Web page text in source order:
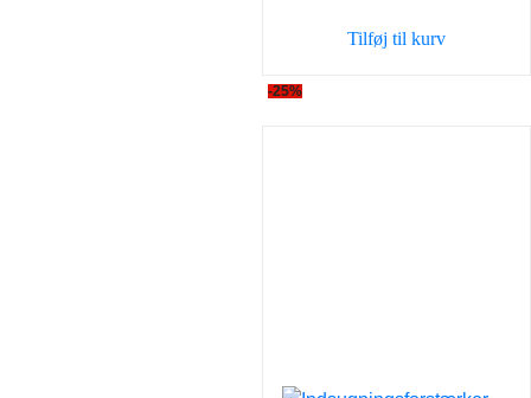
199,00 kr..
Tilføj til kurv
-25%